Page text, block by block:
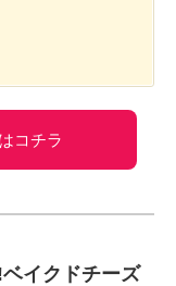
コチラ
イクドチーズ